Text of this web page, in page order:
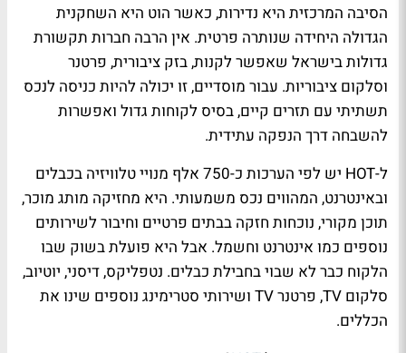
הסיבה המרכזית היא נדירות, כאשר הוט היא השחקנית
הגדולה היחידה שנותרה פרטית. אין הרבה חברות תקשורת
גדולות בישראל שאפשר לקנות, בזק ציבורית, פרטנר
וסלקום ציבוריות. עבור מוסדיים, זו יכולה להיות כניסה לנכס
תשתיתי עם תזרים קיים, בסיס לקוחות גדול ואפשרות
להשבחה דרך הנפקה עתידית.
ל-HOT
יש לפי הערכות כ-750 אלף מנויי טלוויזיה בכבלים
ובאינטרנט, המהווים נכס משמעותי. היא מחזיקה מותג מוכר,
תוכן מקורי, נוכחות חזקה בבתים פרטיים וחיבור לשירותים
נוספים כמו אינטרנט וחשמל. אבל היא פועלת בשוק שבו
הלקוח כבר לא שבוי בחבילת כבלים. נטפליקס, דיסני, יוטיוב,
סלקום TV, פרטנרTV ושירותי סטרימינג נוספים שינו את
הכללים.